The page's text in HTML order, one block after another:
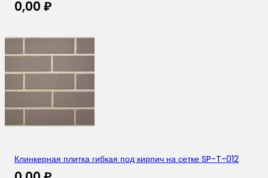
0,00 ₽
Клинкерная плитка гибкая под кирпич на сетке SP-T-012